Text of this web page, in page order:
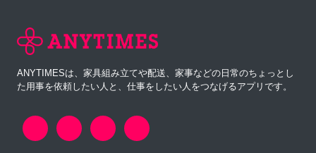
ANYTIMESは、家具組み立てや配送、家事などの日常のちょっとし
た用事を依頼したい人と、仕事をしたい人をつなげるアプリです。